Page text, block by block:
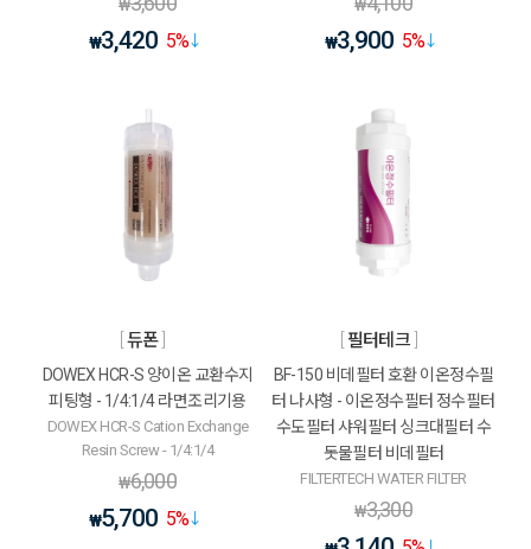
₩
₩3,420 5%
₩
₩3,900 5%
듀폰
DOWEX HCR-S 양이온 교환수지
피팅형 - 1/4:1/4 라면조리기용
DOWEX HCR-S Cation Exchange
Resin Screw - 1/4:1/4
₩6,000
₩5,700 5%
필터테크
BF-150 비데필터 호환 이온정수필
터 나사형 - 이온정수필터 정수필터
수도필터 샤워필터 싱크대필터 수
돗물필터 비데필터
FILTERTECH WATER FILTER
₩3,300